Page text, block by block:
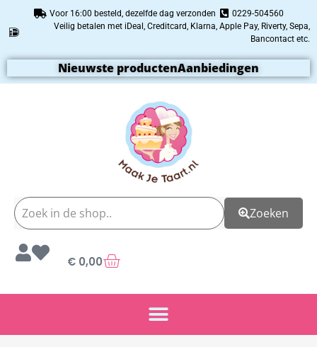
Voor 16:00 besteld, dezelfde dag verzonden
0229-504560
Veilig betalen met iDeal, Creditcard, Klarna, Apple Pay, Riverty, Sepa,
Bancontact etc.
Nieuwste productenAanbiedingen
Zoeken
€ 0,00